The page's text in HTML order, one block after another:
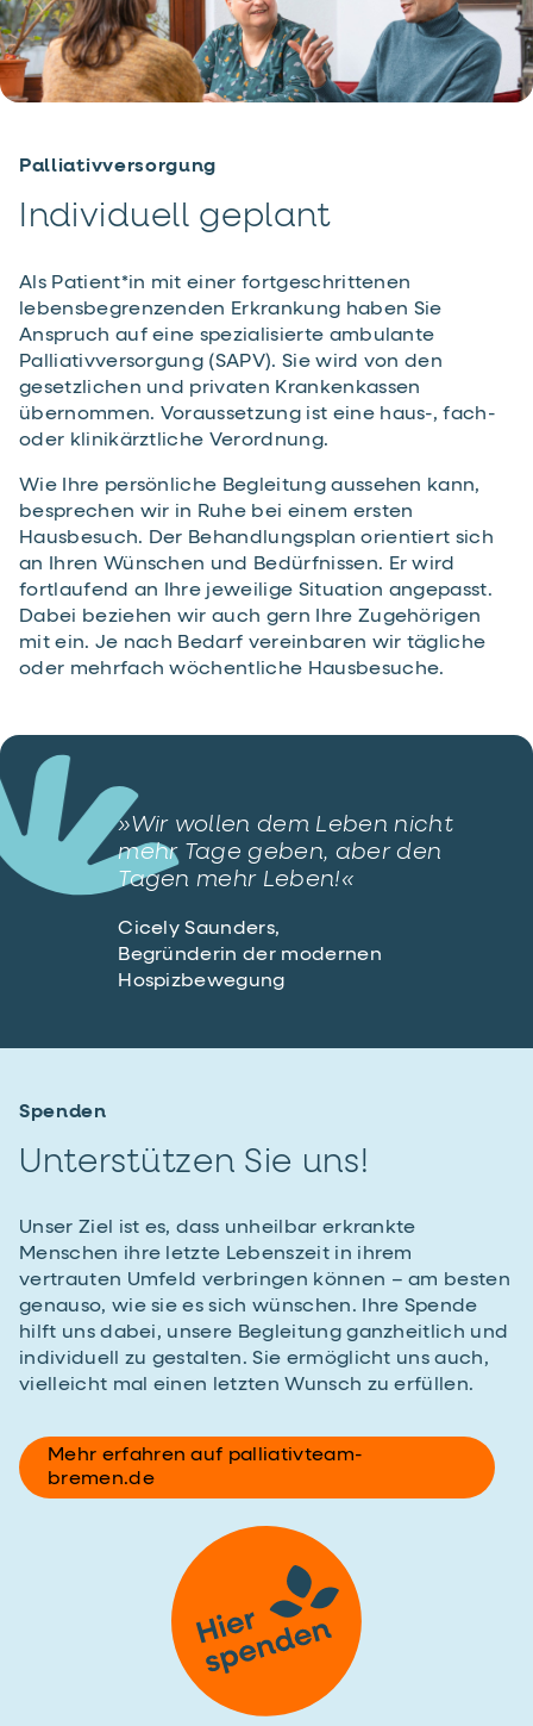
Palliativversorgung
Individuell geplant
Als Patient*in mit einer fortgeschrittenen
lebensbegrenzenden Erkrankung haben Sie
Anspruch auf eine spezialisierte ambulante
Palliativversorgung (SAPV). Sie wird von den
gesetzlichen und privaten Krankenkassen
übernommen. Voraussetzung ist eine haus-, fach-
oder klinikärztliche Verordnung.
Wie Ihre persönliche Begleitung aussehen kann,
besprechen wir in Ruhe bei einem ersten
Hausbesuch. Der Behandlungsplan orientiert sich
an Ihren Wünschen und Bedürfnissen. Er wird
fortlaufend an Ihre jeweilige Situation angepasst.
Dabei beziehen wir auch gern Ihre Zugehörigen
mit ein. Je nach Bedarf vereinbaren wir tägliche
oder mehrfach wöchentliche Hausbesuche.
»Wir wollen dem Leben nicht
mehr Tage geben, aber den
Tagen mehr Leben!«
Cicely Saunders,
Begründerin der modernen
Hospizbewegung
Spenden
Unterstützen Sie uns!
Unser Ziel ist es, dass unheilbar erkrankte
Menschen ihre letzte Lebenszeit in ihrem
vertrauten Umfeld verbringen können – am besten
genauso, wie sie es sich wünschen. Ihre Spende
hilft uns dabei, unsere Begleitung ganzheitlich und
individuell zu gestalten. Sie ermöglicht uns auch,
vielleicht mal einen letzten Wunsch zu erfüllen.
Mehr erfahren auf palliativteam-
bremen.de